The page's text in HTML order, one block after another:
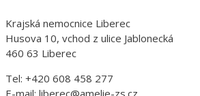
Krajská nemocnice Liberec
Husova 10, vchod z ulice Jablonecká
460 63 Liberec
Tel: +420 608 458 277
E-mail: liberec@amelie-zs.cz